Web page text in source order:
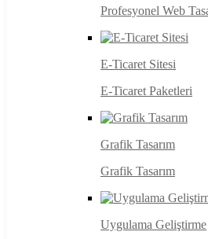
Profesyonel Web
E-Ticaret Sitesi
E-Ticaret Paketleri
Grafik Tasarım
Grafik Tasarım
Uygulama Geliştirme